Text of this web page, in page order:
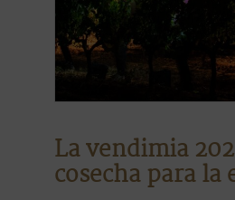
La vendimia
cosecha para la